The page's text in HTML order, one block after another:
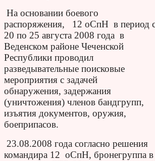
На основании боевого
распоряжения, 12 оСпН в период
20 по 25 августа 2008 года в
Веденском районе Чеченской
Республики проводил
разведывательные поисковые
мероприятия с задачей
обнаружения, задержания
(уничтожения) членов бандгрупп,
изъятия документов, оружия,
боеприпасов.
23.08.2008 года согласно решения
командира 12 оСпН, бронегруппа в